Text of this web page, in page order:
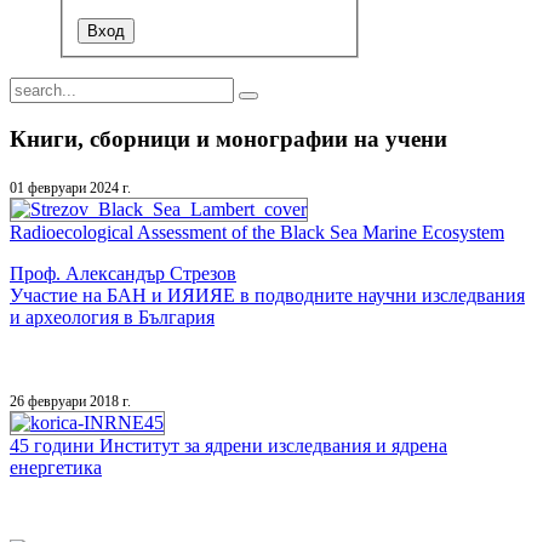
Книги, сборници и монографии на учени
01 февруари 2024 г.
Radioecological Assessment of the Black Sea Marine Ecosystem
Проф. Александър Стрезов
Участие на БАН и ИЯИЯЕ в подводните научни изследвания
и археология в България
26 февруари 2018 г.
45 години Институт за ядрени изследвания и ядрена
енергетика